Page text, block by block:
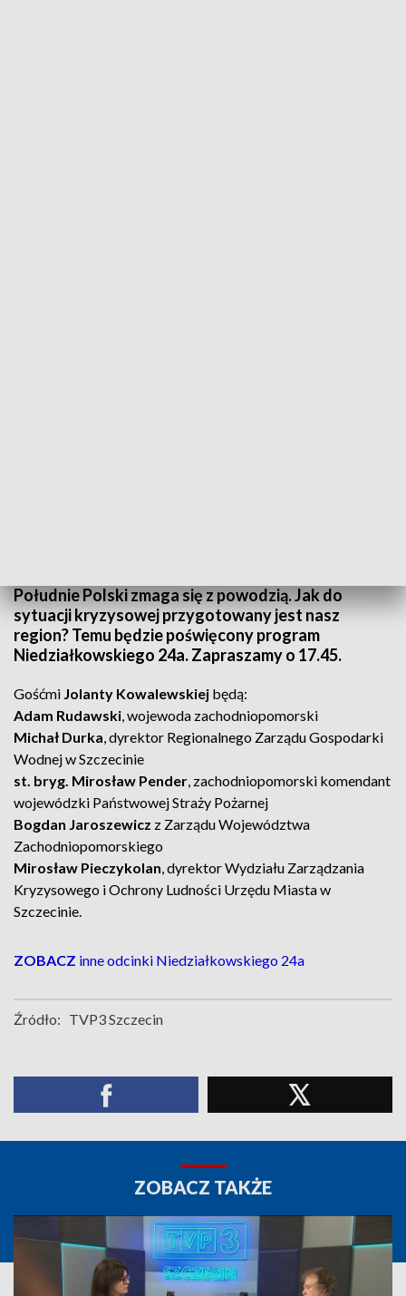
Południe Polski zmaga się z powodzią. Jak do
sytuacji kryzysowej przygotowany jest nasz
region? Temu będzie poświęcony program
Niedziałkowskiego 24a. Zapraszamy o 17.45.
Gośćmi Jolanty Kowalewskiej będą:
Adam Rudawski, wojewoda zachodniopomorski
Michał Durka, dyrektor Regionalnego Zarządu Gospodarki
Wodnej w Szczecinie
st. bryg. Mirosław Pender, zachodniopomorski komendant
wojewódzki Państwowej Straży Pożarnej
Bogdan Jaroszewicz z Zarządu Województwa
Zachodniopomorskiego
Mirosław Pieczykolan, dyrektor Wydziału Zarządzania
Kryzysowego i Ochrony Ludności Urzędu Miasta w
Szczecinie.
ZOBACZ inne odcinki Niedziałkowskiego 24a
Źródło: TVP3 Szczecin
ZOBACZ TAKŻE